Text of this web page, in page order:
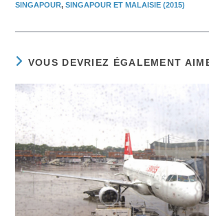
SINGAPOUR, SINGAPOUR ET MALAISIE (2015)
VOUS DEVRIEZ ÉGALEMENT